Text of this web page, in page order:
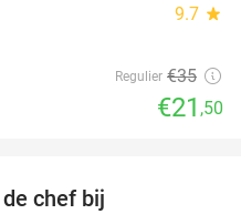
9.7 star
Regulier €35
€21 ,50
chef bij